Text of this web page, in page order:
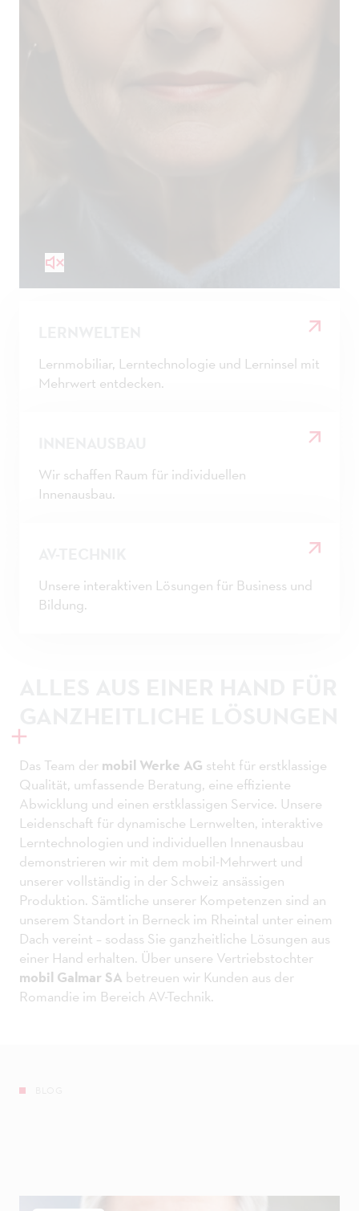
Lernmobiliar, Lerntechnologie und Lerninsel mit
Mehrwert entdecken.
Wir schaffen Raum für individuellen
Innenausbau.
Unsere interaktiven Lösungen für Business und
Bildung.
Das Team der mobil Werke AG steht für erstklassige
Qualität, umfassende Beratung, eine effiziente
Abwicklung und einen erstklassigen Service. Unsere
Leidenschaft für dynamische Lernwelten, interaktive
Lerntechnologien und individuellen Innenausbau
demonstrieren wir mit dem mobil-Mehrwert und
unserer vollständig in der Schweiz ansässigen
Produktion. Sämtliche unserer Kompetenzen sind an
unserem Standort in Berneck im Rheintal unter einem
Dach vereint – sodass Sie ganzheitliche Lösungen aus
einer Hand erhalten. Über unsere Vertriebstochter
mobil Galmar SA betreuen wir Kunden aus der
Romandie im Bereich AV-Technik.